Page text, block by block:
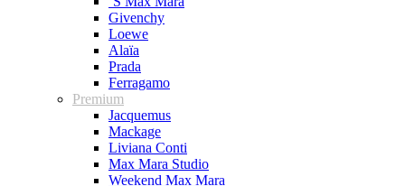
Givenchy
Loewe
Alaïa
Prada
Ferragamo
Premium
Jacquemus
Mackage
Liviana Conti
Max Mara Studio
Weekend Max Mara